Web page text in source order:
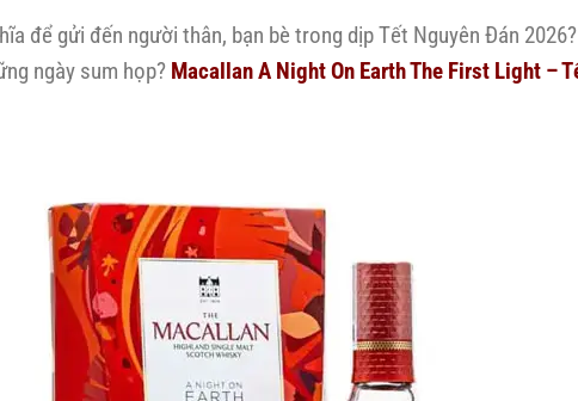
để gửi đến người thân, bạn bè trong dịp Tết Nguyên Đán
ngày sum họp? Macallan A Night On Earth The First Light –